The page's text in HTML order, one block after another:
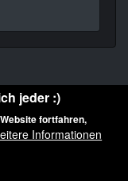
der Film Noir de. Alle
jeder :)
fortfahren,
Informationen